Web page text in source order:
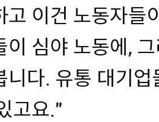
고 이건 노동자들
이 심야 노동에,
니다. 유통 대기
고요."